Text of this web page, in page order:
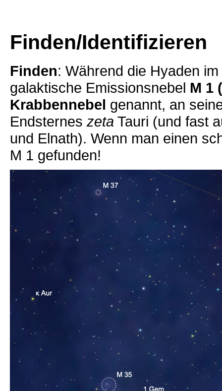
Finden/Identifizieren
Finden: Während die Hyaden
galaktische Emissionsnebel M 1
Krabbennebel genannt, an
Endsternes zeta Tauri (und fast
und Elnath). Wenn man einen
M 1 gefunden!